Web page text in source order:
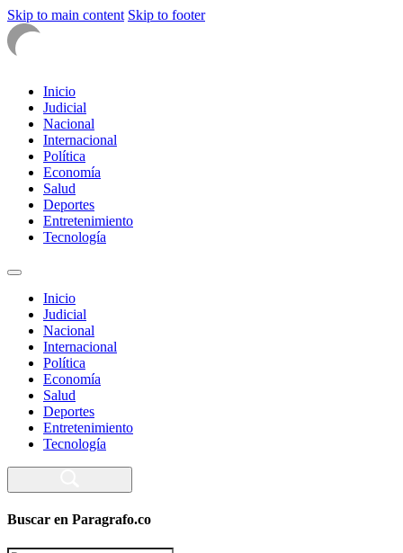
Skip to main content Skip to footer
Inicio
Judicial
Nacional
Internacional
Política
Economía
Salud
Deportes
Entretenimiento
Tecnología
Inicio
Judicial
Nacional
Internacional
Política
Economía
Salud
Deportes
Entretenimiento
Tecnología
Buscar en Paragrafo.co